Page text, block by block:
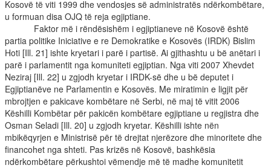
Kosovë të viti 1999 dhe vendosjes së administratës ndërkombëtare,
u formuan disa OJQ të reja egjiptiane.
Faktor më i rëndësishëm i egjiptianeve në Kosovë është
partia politike Iniciative e re Demokratike e Kosovës (IRDK) Bislim
Hoti [Ill. 21] ishte kryetari i parë i partisë. Ai gjithashtu u bë anëtari i
parë i parlamentit nga komuniteti egjiptian. Nga viti 2007 Xhevdet
Neziraj [Ill. 22] u zgjodh kryetar i IRDK-së dhe u bë deputet i
Egjiptianëve ne Parlamentin e Kosovës. Me miratimin e ligjit për
mbrojtjen e pakicave kombëtare në Serbi, në maj të vitit 2006
Këshilli Kombëtar për pakicën kombëtare egjiptiane u regjistra dhe
Osman Seladi [Ill. 20] u zgjodh kryetar. Këshilli ishte nën
mbikëqyrjen e Ministrisë për të drejtat njerëzore dhe minoritete dhe
financohet nga shteti. Pas krizës në Kosovë, bashkësia
ndërkombëtare përkushtoi vëmendje më të madhe komunitetit